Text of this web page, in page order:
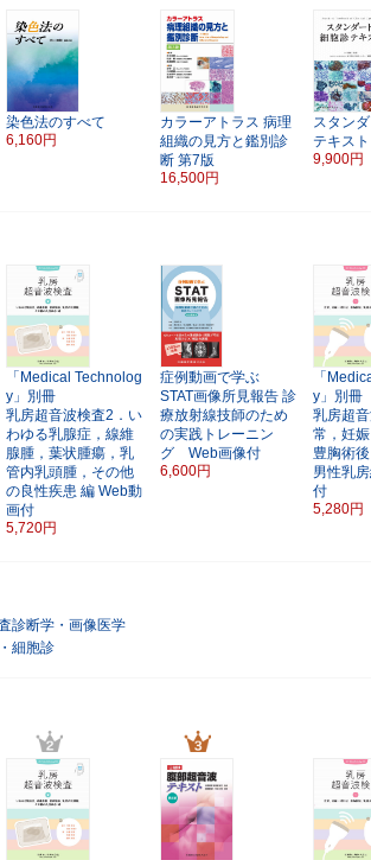
染色法のすべて
6,160円
カラーアトラス 病理
組織の見方と鑑別診
断 第7版
16,500円
スタン
テキスト
9,900円
「Medical Technolog
y」別冊
乳房超音波検査2．い
わゆる乳腺症，線維
腺腫，葉状腫瘍，乳
管内乳頭腫，その他
の良性疾患 編 Web動
画付
5,720円
症例動画で学ぶ
STAT画像所見報告 診
療放射線技師のため
の実践トレーニン
グ Web画像付
6,600円
「
y」別冊
乳房超
常，妊
豊胸術
男性乳
付
5,280円
診断学・画像医学
細胞診